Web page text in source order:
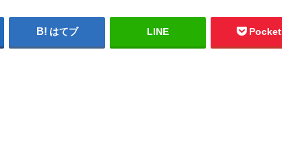
はてブ LINE Pocket